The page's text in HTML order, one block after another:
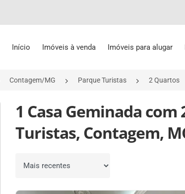
Início Imóveis à venda Imóveis para alugar
Contagem/MG Parque Turistas 2 Quartos
1 Casa Geminada
Turistas, Contagem,
Ordenar por